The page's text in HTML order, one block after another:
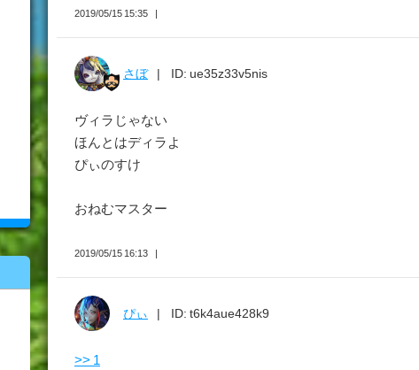
2019/05/15 15:35
さぼ ID: ue35z33v5nis
ヴィラじゃない
ほんとはディラよ
ぴぃのすけ
おねむマスター
2019/05/15 16:13
ぴぃ ID: t6k4aue428k9
>> 1